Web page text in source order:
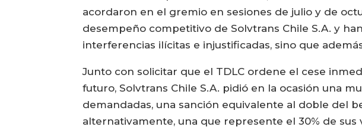
acordaron en el gremio en sesiones de julio y de
desempeño competitivo de Solvtrans Chile S.A. y
interferencias ilícitas e injustificadas, sino que
Junto con solicitar que el TDLC ordene el cese
futuro, Solvtrans Chile S.A. pidió en la ocasión una
demandadas, una sanción equivalente al doble del
alternativamente, una que represente el 30% de